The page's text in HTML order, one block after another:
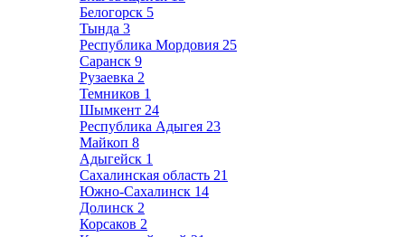
Белогорск 5
Тында 3
Республика Мордовия 25
Саранск 9
Рузаевка 2
Темников 1
Шымкент 24
Республика Адыгея 23
Майкоп 8
Адыгейск 1
Сахалинская область 21
Южно-Сахалинск 14
Долинск 2
Корсаков 2